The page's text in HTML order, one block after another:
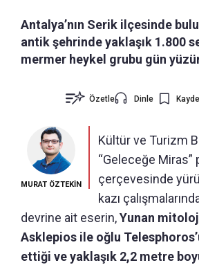
Antalya’nın Serik ilçesinde
antik şehrinde yaklaşık 1.800
mermer heykel grubu gün
Özetle Dinle
MURAT ÖZTEKİN
Kültür ve Turizm
“Geleceğe Miras”
çerçevesinde
kazı
devrine ait eserin,Yunan
Asklepios ile oğlu
ettiği ve yaklaşık 2,2 metre